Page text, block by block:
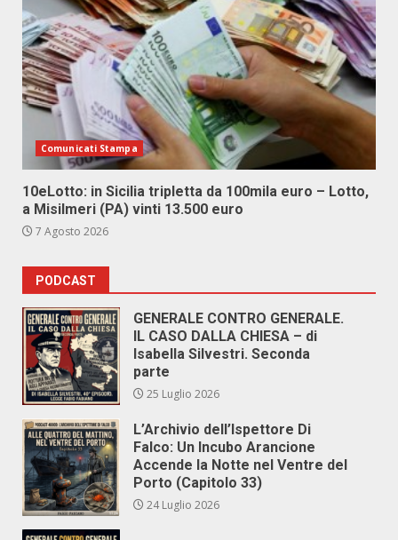
Comunicati Stampa
10eLotto: in Sicilia tripletta da 100mila euro – Lotto,
a Misilmeri (PA) vinti 13.500 euro
7 Agosto 2026
PODCAST
GENERALE CONTRO GENERALE.
IL CASO DALLA CHIESA – di
Isabella Silvestri. Seconda
parte
25 Luglio 2026
L’Archivio dell’Ispettore Di
Falco: Un Incubo Arancione
Accende la Notte nel Ventre del
Porto (Capitolo 33)
24 Luglio 2026